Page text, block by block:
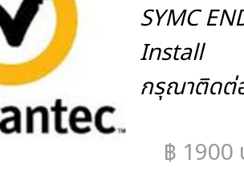
SYMC
Install
กรุณาติดต่
฿ 1900